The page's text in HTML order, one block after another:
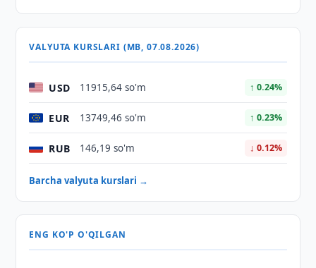
VALYUTA KURSLARI (MB, 07.08.2026)
USD 11915,64 so'm ↑ 0.24%
EUR 13749,46 so'm ↑ 0.23%
RUB 146,19 so'm ↓ 0.12%
Barcha valyuta kurslari →
ENG KO'P O'QILGAN